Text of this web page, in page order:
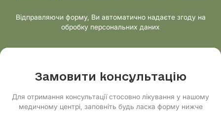
Відправляючи форму, Ви автоматично надаєте згоду на
обробку персональних даних
Замовити консультацію
Для отримання консультації стосовно лікування у нашому
медичному центрі, заповніть будь ласка форму нижче